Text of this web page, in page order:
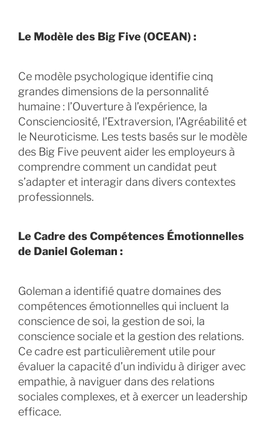
Le Modèle des Big Five (OCEAN) :
Ce modèle psychologique identifie cinq
grandes dimensions de la personnalité
humaine : l’Ouverture à l’expérience, la
Conscienciosité, l’Extraversion, l’Agréabilité et
le Neuroticisme. Les tests basés sur le modèle
des Big Five peuvent aider les employeurs à
comprendre comment un candidat peut
s’adapter et interagir dans divers contextes
professionnels.
Le Cadre des Compétences Émotionnelles
de Daniel Goleman :
Goleman a identifié quatre domaines des
compétences émotionnelles qui incluent la
conscience de soi, la gestion de soi, la
conscience sociale et la gestion des relations.
Ce cadre est particulièrement utile pour
évaluer la capacité d’un individu à diriger avec
empathie, à naviguer dans des relations
sociales complexes, et à exercer un leadership
efficace.